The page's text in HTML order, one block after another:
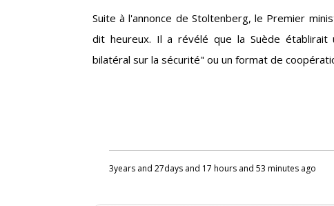
Suite à l'annonce de Stoltenberg, le Premier
dit heureux. Il a révélé que la Suède établirait
bilatéral sur la sécurité" ou un format de
3years and 27days and 17 hours and 53 minutes ago